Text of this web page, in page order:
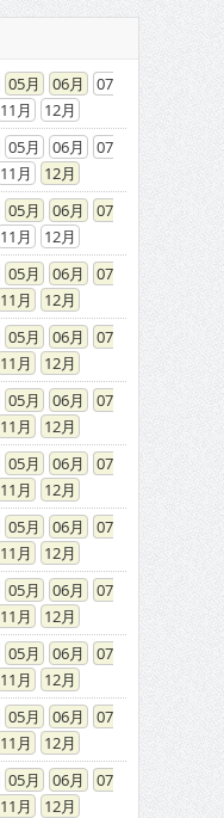
05 06
07
11
12
05 06
07
11
12
05 06
07
11
12
05 06
07
11
12
05 06
07
11
12
05 06
07
11
12
05 06
07
11
12
05 06
07
11
12
05 06
07
11
12
05 06
07
11
12
05 06
07
11
12
05 06
07
11
12